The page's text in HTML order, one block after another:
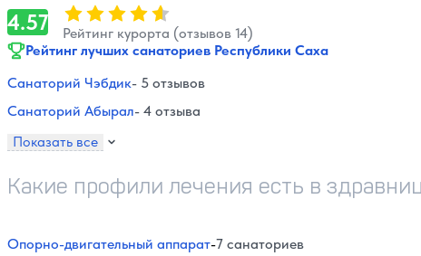
4.57 Оценка, количество звезд:
Рейтинг курорта (отзывов 14)
Рейтинг лучших санаториев Республики Саха
Санаторий Чэбдик- 5 отзывов
Санаторий Абырал- 4 отзыва
Показать все
Какие профили лечения есть в
Опорно-двигательный аппарат-7 санаториев